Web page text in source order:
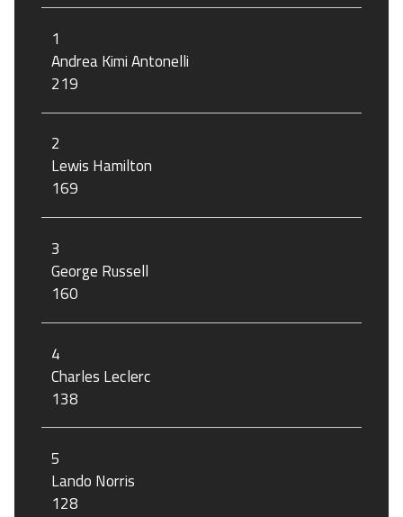
1
Andrea Kimi Antonelli
219
2
Lewis Hamilton
169
3
George Russell
160
4
Charles Leclerc
138
5
Lando Norris
128